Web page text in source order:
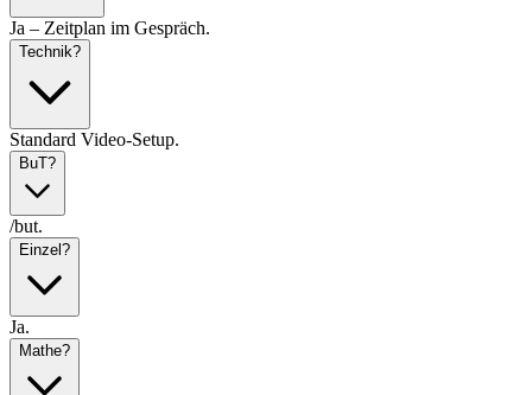
Ja – Zeitplan im Gespräch.
Technik?
Standard Video-Setup.
BuT?
/but.
Einzel?
Ja.
Mathe?